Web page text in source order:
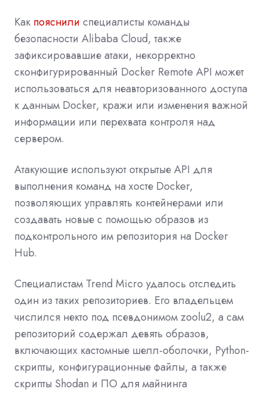
Как пояснили специалисты команды
безопасности Alibaba Cloud, также
зафиксировавшие атаки, некорректно
сконфигурированный Docker Remote API может
использоваться для неавторизованного доступа
к данным Docker, кражи или изменения важной
информации или перехвата контроля над
сервером.
Атакующие используют открытые API для
выполнения команд на хосте Docker,
позволяющих управлять контейнерами или
создавать новые с помощью образов из
подконтрольного им репозитория на Docker
Hub.
Специалистам Trend Micro удалось отследить
один из таких репозиториев. Его владельцем
числился некто под псевдонимом zoolu2, а сам
репозиторий содержал девять образов,
включающих кастомные шелл-оболочки, Python-
скрипты, конфигурационные файлы, а также
скрипты Shodan и ПО для майнинга